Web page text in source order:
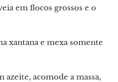
em flocos grossos e o
xantana e mexa somente
acomode a massa,